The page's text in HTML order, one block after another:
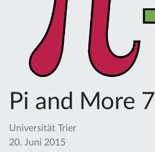
Pi and More 7
Universität Trier
20. Juni 2015